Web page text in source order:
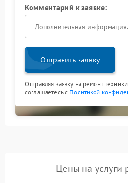
Комментарий к заявке:
Отправить заявку
Отправляя заявку на ремонт
соглашаетесь с Политикой
Цены на услуги